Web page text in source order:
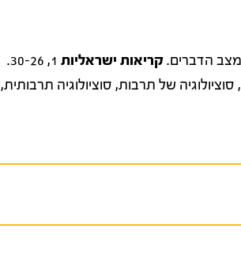
קריאות ישראליות
, סוציולוגיה של תרבות, סוציולוגיה תרבותית,